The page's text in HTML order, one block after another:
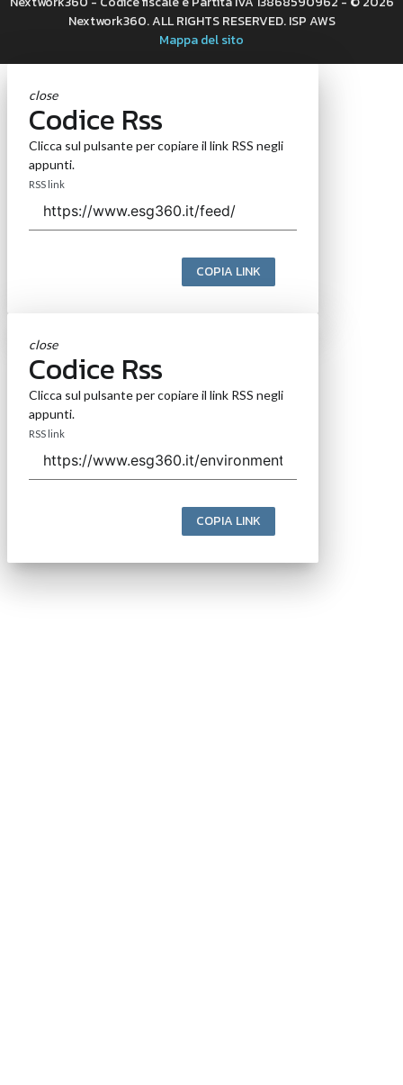
Nextwork360. ALL RIGHTS RESERVED. ISP AWS
Mappa del sito
close
Codice Rss
Clicca sul pulsante per copiare il link RSS negli
appunti.
RSS link
COPIA LINK
close
Codice Rss
Clicca sul pulsante per copiare il link RSS negli
appunti.
RSS link
COPIA LINK